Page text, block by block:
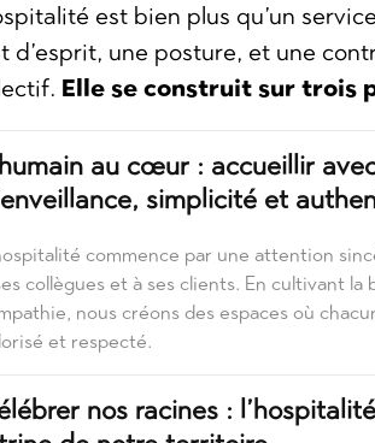
est bien plus qu’un
d’esprit, une posture, et une
Elle se construit sur trois
au cœur : accueillir
simplicité et
commence par une attention
collègues et à ses clients. En cultivant la
nous créons des espaces où
et respecté.
nos racines :